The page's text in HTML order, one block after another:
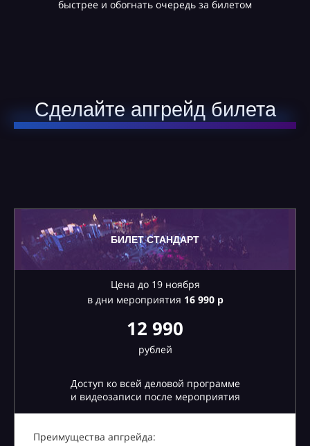
быстрее и обогнать очередь за билетом
Сделайте апгрейд билета
БИЛЕТ СТАНДАРТ
Цена до 19 ноября
в дни мероприятия 16990 р
12 990
рублей
Доступ ко всей деловой программе
и видеозаписи после мероприятия
Преимущества апгрейда: